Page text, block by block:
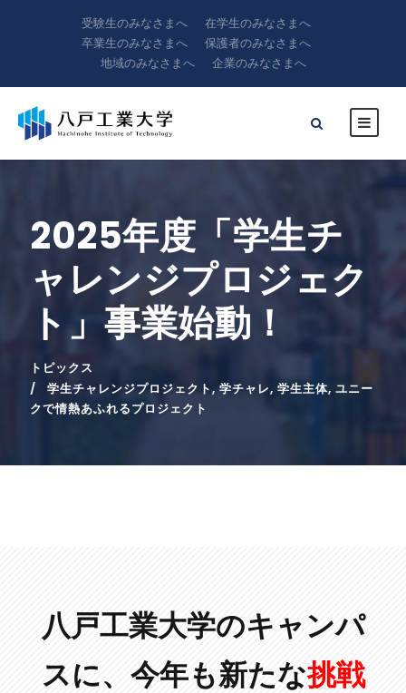
受験生のみなさまへ
在学生のみなさまへ
卒業生のみなさまへ
保護者のみなさまへ
地域のみなさまへ
企業のみなさまへ
2025年度「学生チ
ャレンジプロジェク
ト」事業始動！
トピックス
学生チャレンジプロジェクト, 学チャレ, 学生主体, ユニー
クで情熱あふれるプロジェクト
八戸工業大学のキャンパ
スに、今年も新たな挑戦